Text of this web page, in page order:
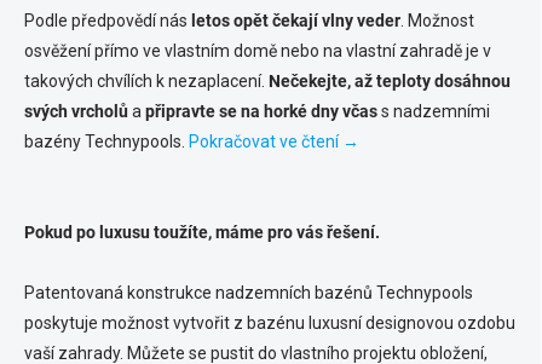
Podle předpovědí nás letos opět čekají vlny veder . Možnost
osvěžení přímo ve vlastním domě nebo na vlastní zahradě je v
takových chvílích k nezaplacení. Nečekejte, až teploty dosáhnou
svých vrcholůa připravte se na horké dny včass nadzemními
bazény Technypools. Pokračovat ve čtení →
Pokud po luxusu toužíte, máme pro vás řešení.
Patentovaná konstrukce nadzemních bazénů Technypools
poskytuje možnost vytvořit z bazénu luxusní designovou ozdobu
vaší zahrady. Můžete se pustit do vlastního projektu obložení,